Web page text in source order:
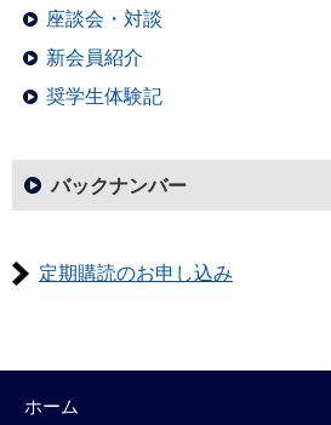
座談会・対談
新会員紹介
奨学生体験記
バックナンバー
定期購読のお申し込み
ホーム